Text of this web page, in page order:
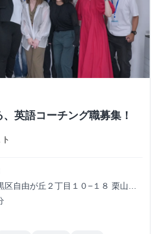
英語コーチング職募集！
自由が丘２丁目１０−１８ 栗山第